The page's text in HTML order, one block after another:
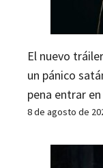
El nuevo
un pánico
pena entrar
8 de agosto de